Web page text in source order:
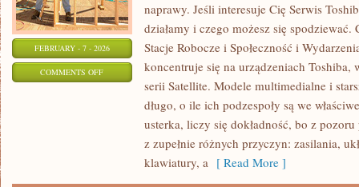
FEBRUARY - 7 - 2026
COMMENTS OFFON
METODOLOGIA
naprawy. Jeśli interesuje Cię Serwis
działamy i czego możesz się
Stacje Robocze i Społeczność i
koncentruje się na urządzeniach
serii Satellite. Modele multimedialne i
długo, o ile ich podzespoły są we
usterka, liczy się dokładność, bo z
z zupełnie różnych przyczyn: zasilania,
klawiatury, a [ Read More ]